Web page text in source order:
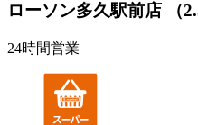
ローソン多久駅前店 （
24時間営業